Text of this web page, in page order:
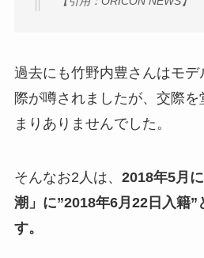
過去にも竹野内豊さんはモ
際が噂されましたが、交際
まりありませんでした。
そんなお2人は、 2018年5月
潮」に”2018年6月22日入籍”
す。